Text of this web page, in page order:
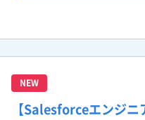
NEW
【Salesforceエンジニ